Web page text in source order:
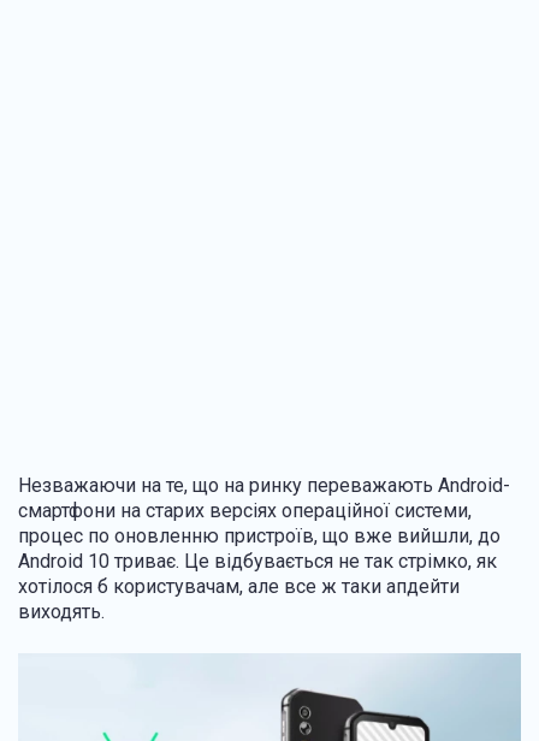
Незважаючи на те, що на ринку переважають Android-
смартфони на старих версіях операційної системи,
процес по оновленню пристроїв, що вже вийшли, до
Android 10 триває. Це відбувається не так стрімко, як
хотілося б користувачам, але все ж таки апдейти
виходять.